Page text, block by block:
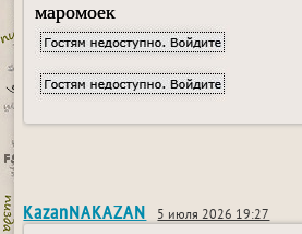
маромоек
KazanNAKAZAN 5 июля 2026 19:27